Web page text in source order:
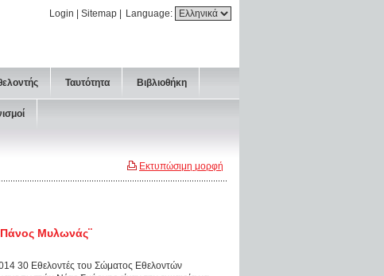
Language:
Login Sitemap
Ταυτότητα Βιβλιοθήκη
Εκτυπώσιμη μορφή
Μυλωνάς¨
30 Εθελοντές του Σώματος Εθελοντών